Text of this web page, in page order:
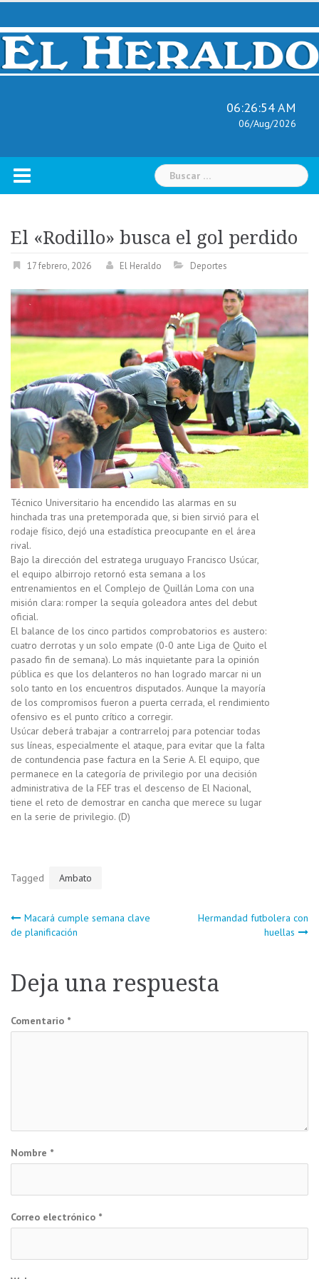
Skip
content
06:26:55 AM
06/Aug/2026
Buscar:
El «Rodillo» busca el gol perdido
17 febrero, 2026 El Heraldo Deportes
Técnico Universitario ha encendido las alarmas en su
hinchada tras una pretemporada que, si bien sirvió para el
rodaje físico, dejó una estadística preocupante en el área
rival.
Bajo la dirección del estratega uruguayo Francisco Usúcar,
el equipo albirrojo retornó esta semana a los
entrenamientos en el Complejo de Quillán Loma con una
misión clara: romper la sequía goleadora antes del debut
oficial.
El balance de los cinco partidos comprobatorios es austero:
cuatro derrotas y un solo empate (0-0 ante Liga de Quito el
pasado fin de semana). Lo más inquietante para la opinión
pública es que los delanteros no han logrado marcar ni un
solo tanto en los encuentros disputados. Aunque la mayoría
de los compromisos fueron a puerta cerrada, el rendimiento
ofensivo es el punto crítico a corregir.
Usúcar deberá trabajar a contrarreloj para potenciar todas
sus líneas, especialmente el ataque, para evitar que la falta
de contundencia pase factura en la Serie A. El equipo, que
permanece en la categoría de privilegio por una decisión
administrativa de la FEF tras el descenso de El Nacional,
tiene el reto de demostrar en cancha que merece su lugar
en la serie de privilegio. (D)
Tagged Ambato
Navegación
entradas
Macará cumple semana clave
de planificación
Hermandad futbolera con
huellas
Deja una respuesta
Comentario *
Nombre *
Correo electrónico *